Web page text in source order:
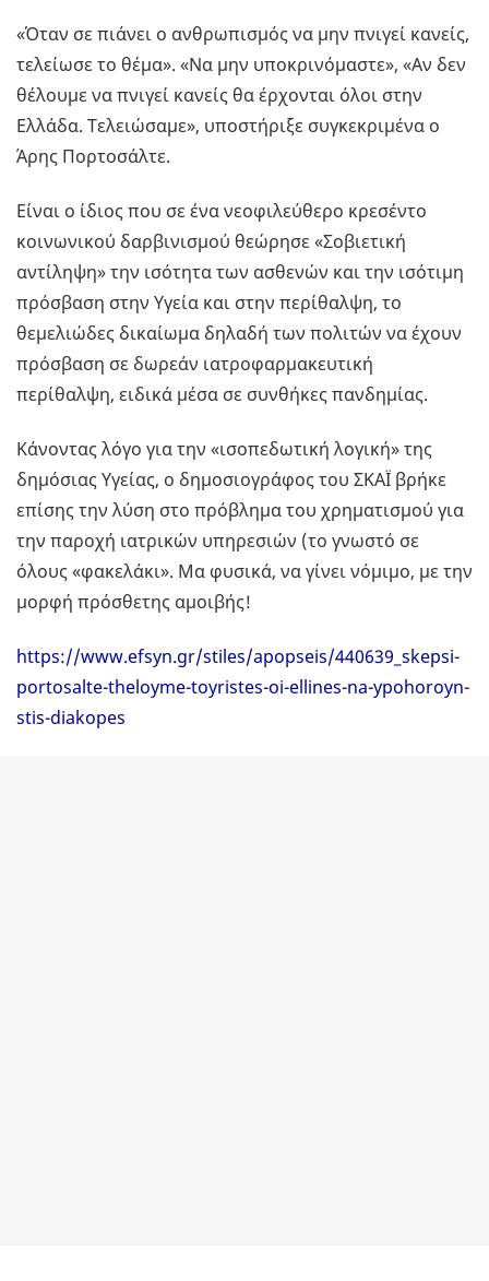
«Όταν σε πιάνει ο ανθρωπισμός να μην πνιγεί κανείς,
τελείωσε το θέμα». «Να μην υποκρινόμαστε», «Αν δεν
θέλουμε να πνιγεί κανείς θα έρχονται όλοι στην
Ελλάδα. Τελειώσαμε», υποστήριξε συγκεκριμένα ο
Άρης Πορτοσάλτε.
Είναι ο ίδιος που σε ένα νεοφιλεύθερο κρεσέντο
κοινωνικού δαρβινισμού θεώρησε «Σοβιετική
αντίληψη» την ισότητα των ασθενών και την ισότιμη
πρόσβαση στην Υγεία και στην περίθαλψη, το
θεμελιώδες δικαίωμα δηλαδή των πολιτών να έχουν
πρόσβαση σε δωρεάν ιατροφαρμακευτική
περίθαλψη, ειδικά μέσα σε συνθήκες πανδημίας.
Κάνοντας λόγο για την «ισοπεδωτική λογική» της
δημόσιας Υγείας, ο δημοσιογράφος του ΣΚΑΪ βρήκε
επίσης την λύση στο πρόβλημα του χρηματισμού για
την παροχή ιατρικών υπηρεσιών (το γνωστό σε
όλους «φακελάκι». Μα φυσικά, να γίνει νόμιμο, με την
μορφή πρόσθετης αμοιβής!
https://www.efsyn.gr/stiles/apopseis/440639_skepsi-
portosalte-theloyme-toyristes-oi-ellines-na-ypohoroyn-
stis-diakopes